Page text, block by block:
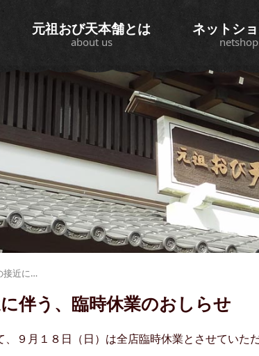
元祖おび天本舗とは
about us
ネットシ
netshop
接近に…
伴う、臨時休業のおしらせ
９月１８日（日）は全店臨時休業とさせていた